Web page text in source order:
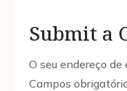
Submit a
O seu endereço
Campos